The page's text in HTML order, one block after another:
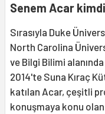
Senem Acar
Sırasıyla Duke
North Carolina
ve Bilgi Bilimi
2014'te Suna Kıraç
katılan Acar, çeşitli
konuşmaya konu